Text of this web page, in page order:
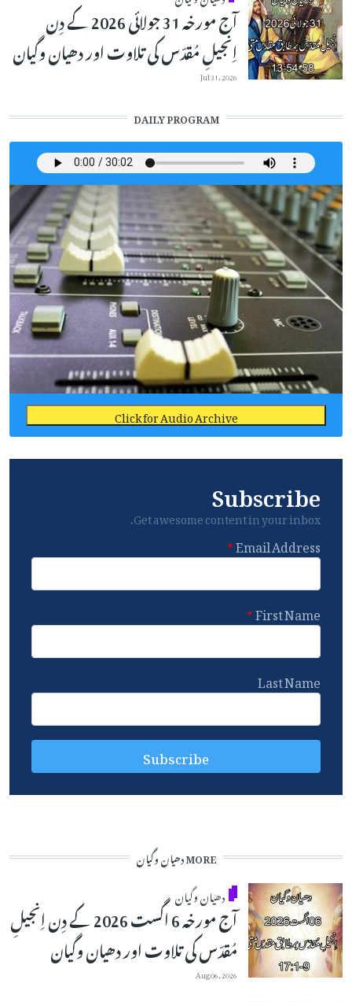
آج مورخہ 31 جولائی 2026 کے دِن
اِنجیلِ مُقدّس کی تلاوت اور دھیان وگیان
Jul 31, 2026
DAILY PROGRAM
Click for Audio Archive
Subscribe
Get awesome content in your inbox.
Email Address
First Name
Last Name
MORE دھیان وگیان
دھیان وگیان
آج مورخہ 6 اگست 2026 کے دِن اِنجیلِ
مُقدّس کی تلاوت اور دھیان وگیان
Aug 06, 2026